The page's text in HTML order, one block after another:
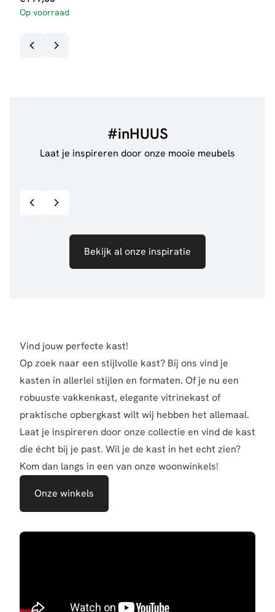
Op voorraad
#inHUUS
Laat je inspireren door onze mooie meubels
Bekijk al onze inspiratie
Vind jouw perfecte kast!
Op zoek naar een stijlvolle kast? Bij ons vind je
kasten in allerlei stijlen en formaten. Of je nu een
robuuste vakkenkast, elegante vitrinekast of
praktische opbergkast wilt wij hebben het allemaal.
Laat je inspireren door onze collectie en vind de kast
die écht bij je past. Wil je de kast in het echt zien?
Kom dan langs in een van onze woonwinkels!
Onze winkels